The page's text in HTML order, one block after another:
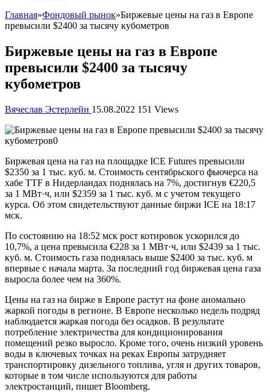
Главная»Фондовый рынок»Биржевые цены на газ в Европе
превысили $2400 за тысячу кубометров
Биржевые цены на газ в Европе
превысили $2400 за тысячу
кубометров
Вячеслав Эстерлейн 15.08.2022 151 Views
Биржевая цена на газ на площадке ICE Futures превысили
$2350 за 1 тыс. куб. м. Стоимость сентябрьского фьючерса на
хабе TTF в Нидерландах поднялась на 7%, достигнув €220,5
за 1 МВт·ч, или $2359 за 1 тыс. куб. м с учетом текущего
курса. Об этом свидетельствуют данные биржи ICE на 18:17
мск.
По состоянию на 18:52 мск рост котировок ускорился до
10,7%, а цена превысила €228 за 1 МВт·ч, или $2439 за 1 тыс.
куб. м. Стоимость газа поднялась выше $2400 за тыс. куб. м
впервые с начала марта. За последний год биржевая цена газа
выросла более чем на 360%.
Цены на газ на бирже в Европе растут на фоне аномально
жаркой погоды в регионе. В Европе несколько недель подряд
наблюдается жаркая погода без осадков. В результате
потребление электричества для кондиционирования
помещений резко выросло. Кроме того, очень низкий уровень
воды в ключевых точках на реках Европы затрудняет
транспортировку дизельного топлива, угля и других товаров,
которые в том числе используются для работы
электростанций, пишет Bloomberg.